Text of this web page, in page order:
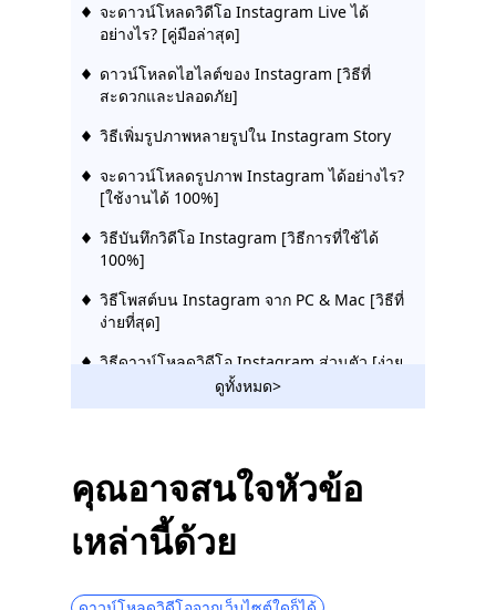
จะดาวน์โหลดวิดีโอ Instagram Live ได้
อย่างไร? [คู่มือล่าสุด]
ดาวน์โหลดไฮไลต์ของ Instagram [วิธีที่
สะดวกและปลอดภัย]
วิธีเพิ่มรูปภาพหลายรูปใน Instagram Story
จะดาวน์โหลดรูปภาพ Instagram ได้อย่างไร?
[ใช้งานได้ 100%]
วิธีบันทึกวิดีโอ Instagram [วิธีการที่ใช้ได้
100%]
วิธีโพสต์บน Instagram จาก PC & Mac [วิธีที่
ง่ายที่สุด]
วิธีดาวน์โหลดวิดีโอ Instagram ส่วนตัว [ง่าย
และมีประสิทธิภาพ]
4 วิธีที่มีประสิทธิภาพในการดาวน์โหลดเรื่อง
ราวของ Instagram
วิธีใช้ Instagram - คู่มือเริ่มต้นใช้งานฉบับย่อ
ดูทั้งหมด>
คุณอาจสนใจหัวข้อ
เหล่านี้ด้วย